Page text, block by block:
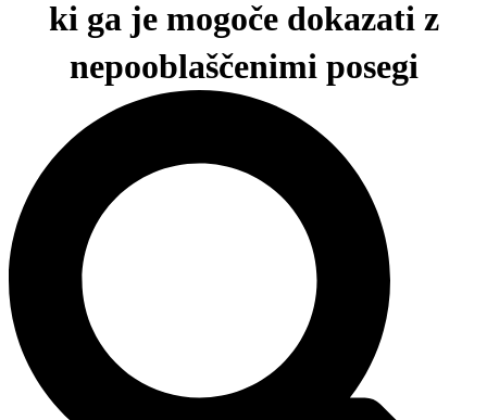
ki ga je mogoče dokazati z
nepooblaščenimi posegi